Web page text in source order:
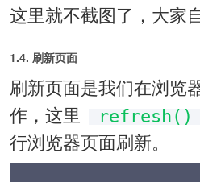
这里就不截图了，大家
1.4. 刷新页面
刷新页面是我们在浏览
作，这里
refresh()
行浏览器页面刷新。